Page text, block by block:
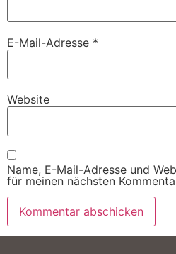
E-Mail-Adresse *
Website
Name, E-Mail-Adresse und
für meinen nächsten